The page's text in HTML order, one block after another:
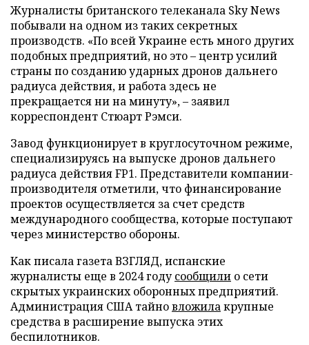
Журналисты британского телеканала Sky News
побывали на одном из таких секретных
производств. «По всей Украине есть много других
подобных предприятий, но это – центр усилий
страны по созданию ударных дронов дальнего
радиуса действия, и работа здесь не
прекращается ни на минуту», – заявил
корреспондент Стюарт Рэмси.
Завод функционирует в круглосуточном режиме,
специализируясь на выпуске дронов дальнего
радиуса действия FP1. Представители компании-
производителя отметили, что финансирование
проектов осуществляется за счет средств
международного сообщества, которые поступают
через министерство обороны.
Как писала газета ВЗГЛЯД, испанские
журналисты еще в 2024 годусообщили о сети
скрытых украинских оборонных предприятий.
Администрация США тайновложилакрупные
средства в расширение выпуска этих
беспилотников.